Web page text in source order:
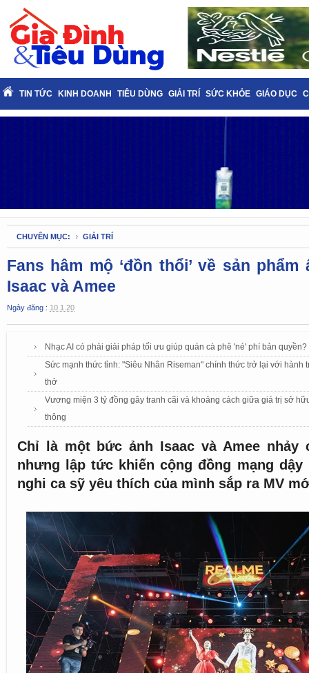
TIN TỨC KINH DOANH TIÊU DÙNG GIẢI TRÍ SỨC KHỎE GIÁO DỤC
CHUYÊN MỤC: GIẢI TRÍ
Fans hâm mộ ‘đồn thổi’ về sản
Isaac và Amee
Ngày đăng : 10.1.20
Nhạc AI có phải giải pháp tối ưu giúp quán cà phê 'né' phí bản quyền?
Sức mạnh thức tỉnh: "Siêu Nhân Riseman" chính thức trở lại với hành
thở
Vương miện 3 tỷ đồng gây tranh cãi và khoảng cách giữa giá trị sở
thông
Chỉ là một bức ảnh Isaac và Amee nhảy
nhưng lập tức khiến cộng đồng mạng dậy
nghi ca sỹ yêu thích của mình sắp ra MV